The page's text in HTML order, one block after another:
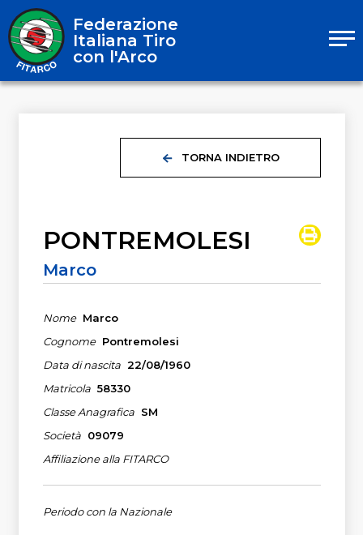
Federazione
Italiana Tiro
con l'Arco
TORNA INDIETRO
PONTREMOLESI
Marco
Nome Marco
Cognome Pontremolesi
Data di nascita 22/08/1960
Matricola 58330
Classe Anagrafica SM
Società 09079
Affiliazione alla FITARCO
Periodo con la Nazionale